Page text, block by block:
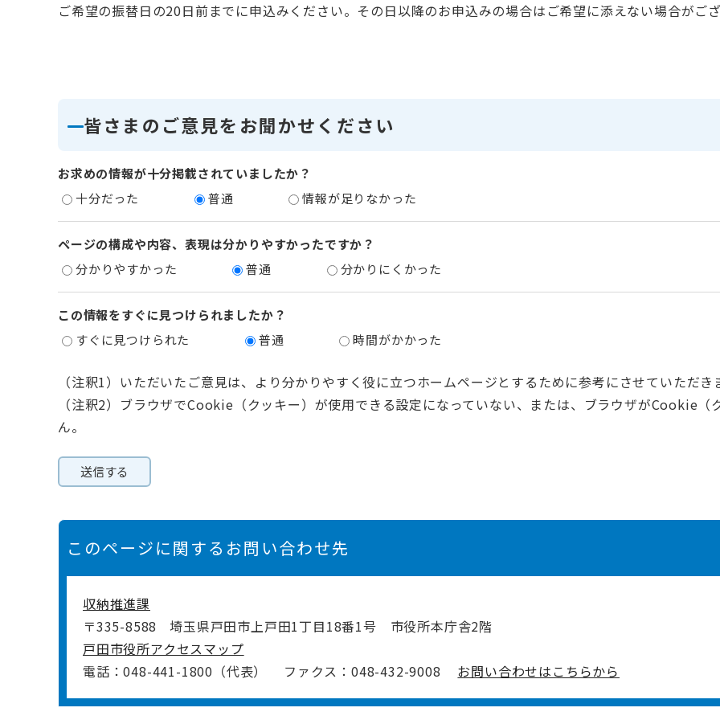
ご希望の振替日の20日前までに申込みください。その日以降のお申込みの場合はご希望に添えない場合がござ
皆さまのご意見をお聞かせください
お求めの情報が十分掲載されていましたか？
十分だった
普通 情報が足りなかった
ページの構成や内容、表現は分かりやすかったですか？
分かりやすかった
普通 分かりにくかった
この情報をすぐに見つけられましたか？
すぐに見つけられた
普通 時間がかかった
（注釈1）いただいたご意見は、より分かりやすく役に立つホームページとするために参考にさせていただき
（注釈2）ブラウザでCookie（クッキー）が使用できる設定になっていない、または、ブラウザがCookie
ん。
このページに関するお問い合わせ先
収納推進課
〒335-8588
埼玉県戸田市上戸田1丁目18番1号 市役所本庁舎2階
戸田市役所アクセスマップ
電話：048-441-1800（代表）
ファクス：048-432-9008 お問い合わせはこちらから